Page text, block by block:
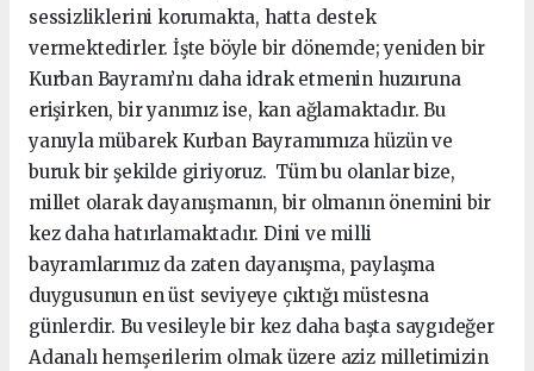
sessizliklerini korumakta, hatta destek
vermektedirler. İşte böyle bir dönemde; yeniden bir
Kurban Bayramı’nı daha idrak etmenin huzuruna
erişirken, bir yanımız ise, kan ağlamaktadır. Bu
yanıyla mübarek Kurban Bayramımıza hüzün ve
buruk bir şekilde giriyoruz. Tüm bu olanlar bize,
millet olarak dayanışmanın, bir olmanın önemini bir
kez daha hatırlamaktadır. Dini ve milli
bayramlarımız da zaten dayanışma, paylaşma
duygusunun en üst seviyeye çıktığı müstesna
günlerdir. Bu vesileyle bir kez daha başta saygıdeğer
Adanalı hemşerilerim olmak üzere aziz milletimizin